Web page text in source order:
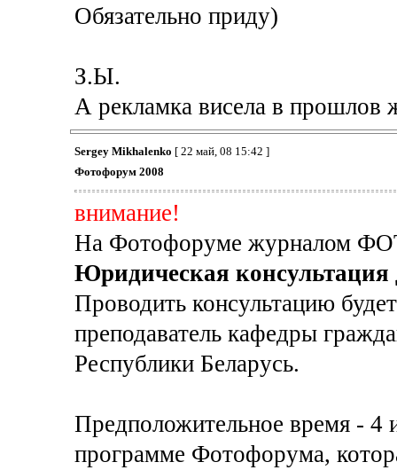
Обязательно приду)
З.Ы.
А рекламка висела в прошлов
Sergey Mikhalenko [ 22 май, 08 15:42 ]
Фотофорум 2008
внимание!
На Фотофоруме журналом
Юридическая консультация
Проводить консультацию
преподаватель кафедры
Республики Беларусь.
Предположительное время - 4
программе Фотофорума,